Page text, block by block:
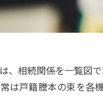
、相続関係を一覧図
は戸籍謄本の束を各